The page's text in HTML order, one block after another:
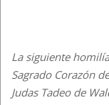
La siguiente
Sagrado Corazón
Judas Tadeo de